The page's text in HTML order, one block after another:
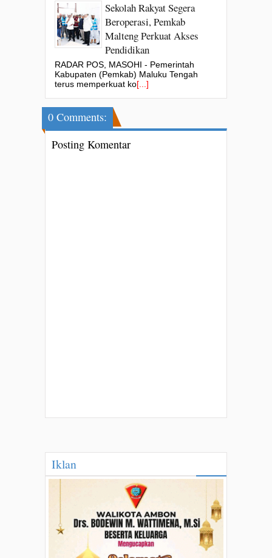
Sekolah Rakyat Segera
Beroperasi, Pemkab
Malteng Perkuat Akses
Pendidikan
RADAR POS, MASOHI - Pemerintah
Kabupaten (Pemkab) Maluku Tengah
terus memperkuat ko[...]
0 Comments:
Posting Komentar
Iklan